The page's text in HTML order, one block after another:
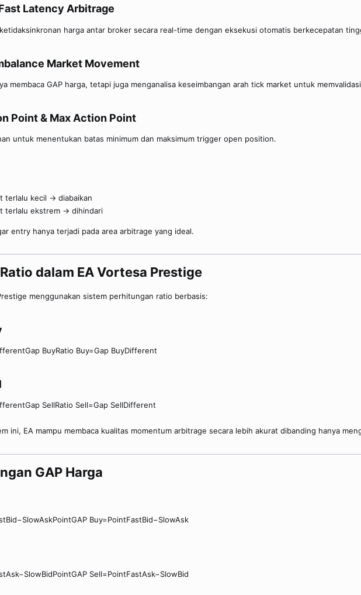
Latency Arbitrage​
harga antar broker secara real-time dengan eksekusi otomatis berkecepatan
Market Movement​
membaca GAP harga, tetapi juga menganalisa keseimbangan arah tick market untuk
Point & Max Action Point​
untuk menentukan batas minimum dan maksimum trigger open position.
terlalu kecil → diabaikan
terlalu ekstrem → dihindari
entry hanya terjadi pada area arbitrage yang ideal.
dalam EA Vortesa Prestige​
menggunakan sistem perhitungan ratio berbasis:
BuyRatio Buy=Gap BuyDifferent
SellRatio Sell=Gap SellDifferent
ini, EA mampu membaca kualitas momentum arbitrage secara lebih akurat dibanding hanya
GAP Harga​
Buy=PointFastBid−SlowAsk
Sell=PointFastAsk−SlowBid